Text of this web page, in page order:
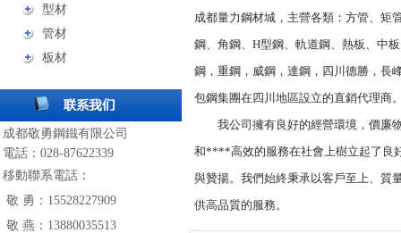
型材
管材
板材
成都敬勇鋼鐵有限公司
電話： 028-87622339
移動聯系電話：
敬 勇：15528227909
敬 燕：13880035513
成都量力鋼材城，主營各類：方管、矩
鋼、角鋼、H型鋼、軌道鋼、熱板、中
鋼，重鋼，威鋼，達鋼，四川德勝，長
包鋼集團在四川地區設立的直銷代理商
我公司擁有良好的經營環境，價廉物
和****高效的服務在社會上樹立起了良
與贊揚。我們始終秉承以客戶至上、
供高品質的服務。